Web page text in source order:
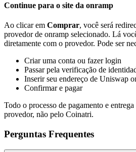
Continue para o site da onramp
Ao clicar em Comprar, você será
provedor de onramp selecionado. Lá
diretamente com o provedor. Pode ser
Criar uma conta ou fazer login
Passar pela verificação de
Inserir seu endereço de Uniswap
Confirmar e pagar
Todo o processo de pagamento e
provedor, não pelo Coinatri.
Perguntas Frequentes